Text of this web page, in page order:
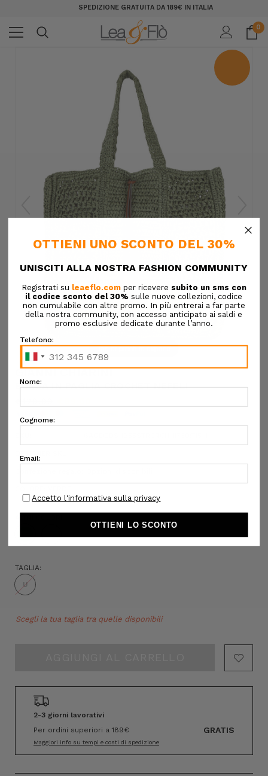
SPEDIZIONE GRATUITA DA 189€ IN ITALIA
0
Tap or pinch to expand
GIANNI CHIARINI
BORSA IN PAGLIA CROCHET NEFELI
TAGLIA:
U
Only
Scegli la tua taglia tra quelle disponibili
2-3 giorni lavorativi
Per ordini superiori a 189€
GRATIS
Maggiori info su tempi e costi di spedizione
×